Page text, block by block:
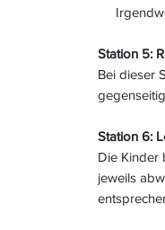
Station 5:
Bei dieser
Station 6:
Die Kinder
jeweils